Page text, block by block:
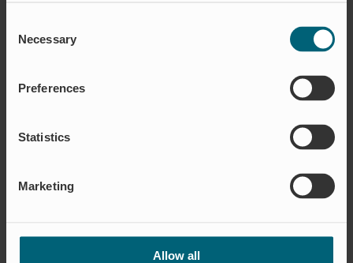
Selection
Necessary
Preferences
Statistics
Marketing
Allow all
vermeiden und zu minimieren.
Rückschlagventile haben Tausende